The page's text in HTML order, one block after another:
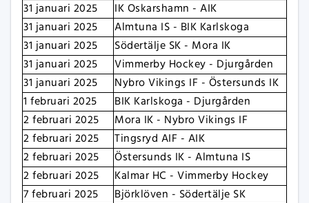
31 januari 2025
IK Oskarshamn - AIK
31 januari 2025
Almtuna IS - BIK Karlskoga
31 januari 2025
Södertälje SK - Mora IK
31 januari 2025
Vimmerby Hockey - Djurgården
31 januari 2025
Nybro Vikings IF - Östersunds IK
1 februari 2025
BIK Karlskoga - Djurgården
2 februari 2025
Mora IK - Nybro Vikings IF
2 februari 2025
Tingsryd AIF - AIK
2 februari 2025
Östersunds IK - Almtuna IS
2 februari 2025
Kalmar HC - Vimmerby Hockey
7 februari 2025
Björklöven - Södertälje SK